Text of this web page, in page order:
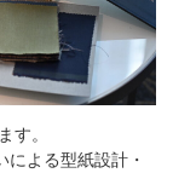
す。
よる型紙設計・